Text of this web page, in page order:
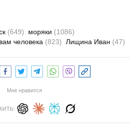
(649) моряки (1086)
человека (823) Лищина Иван (47)
Мне нравится